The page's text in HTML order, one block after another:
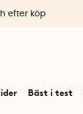
Bäst i test
efter köp